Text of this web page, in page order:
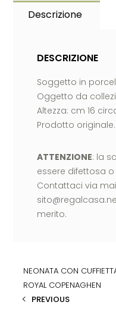
Descrizione
DESCRIZIONE
Soggetto in
Oggetto da
Altezza: cm 16
Prodotto originale.
ATTENZIONE: la
essere difettosa
Contattaci via
merito.
NEONATA CON
ROYAL COPENAGHEN
PREVIOUS